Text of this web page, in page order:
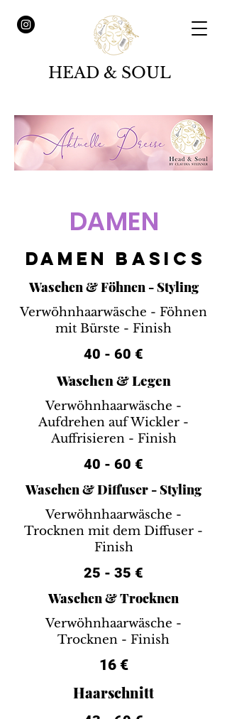
HEAD & SOUL
DAMEN
DAMEN BASICS
Waschen & Föhnen - Styling
Verwöhnhaarwäsche - Föhnen
mit Bürste - Finish
40 - 60 €
Waschen & Legen
Verwöhnhaarwäsche -
Aufdrehen auf Wickler -
Auffrisieren - Finish
40 - 60 €
Waschen & Diffuser - Styling
Verwöhnhaarwäsche -
Trocknen mit dem Diffuser -
Finish
25 - 35 €
Waschen & Trocknen
Verwöhnhaarwäsche -
Trocknen - Finish
16 €
Haarschnitt